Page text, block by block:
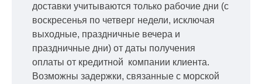
доставки учитываются только рабочие дни (с
воскресенья по четверг недели, исключая
выходные, праздничные вечера и
праздничные дни) от даты получения
оплаты от кредитной компании клиента.
Возможны задержки, связанные с морской